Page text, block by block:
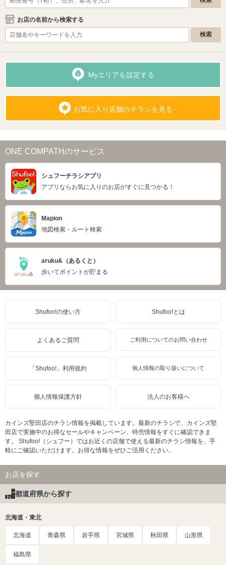
お店の名前から検索する
Myエリアを設定する
お気に入り店舗のチラシを見る
ONE COMPATHのサービス
シュフーチラシアプリ
アプリならお気に入りのお店がすぐに見つかる！
Mapion
地図検索・ルート検索
aruku&（あるくと）
歩いてポイントが貯まる
Shufoo!の使い方 Shufoo!とは
よくあるご質問 ご利用についてのお問い合わせ
「Shufoo!」利用規約 個人情報の取り扱いについて
個人情報保護方針 法人のお客様へ
カインズ堅田店のチラシ情報を掲載しています。最新のチラシで、カインズ堅
田店で実施中のお得なセールやキャンペーン、特売情報をすぐに確認できま
す。 Shufoo!（シュフー）ではお近くの店舗で使える最新のチラシ情報を、手
軽にご確認いただけます。お得な情報をぜひご活用ください。
お店を探す
都道府県から探す
北海道・東北
北海道 青森県 岩手県 宮城県 秋田県 山形県
福島県